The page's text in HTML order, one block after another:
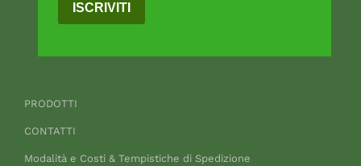
ISCRIVITI
PRODOTTI
CONTATTI
Modalità e Costi & Tempistiche di Spedizione